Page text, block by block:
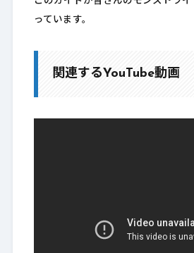
っています。
関連するYouTube動画